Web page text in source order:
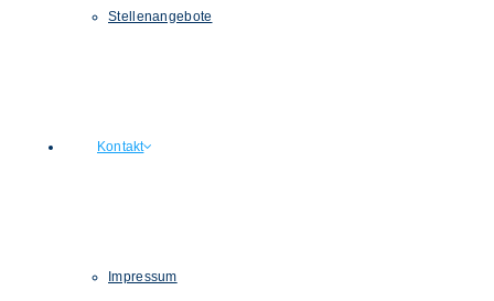
Stellenangebote
Kontakt
Impressum